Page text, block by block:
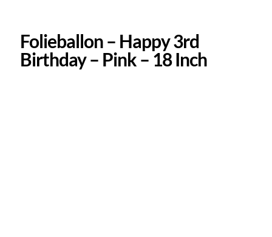
Folieballon – Happy 3rd
Birthday – Pink – 18 Inch